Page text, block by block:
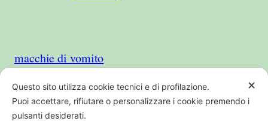
macchie di vomito
✕
Questo sito utilizza cookie tecnici e di profilazione.
Puoi accettare, rifiutare o personalizzare i cookie premendo i
pulsanti desiderati.